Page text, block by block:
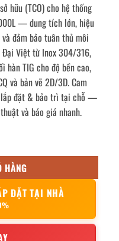
hữu (TCO) cho hệ thống
— dung tích lớn, hiệu
đảm bảo tuân thủ môi
Đại Việt từ Inox 304/316,
hàn TIG cho độ bền cao,
và bản vẽ 2D/3D. Cam
lắp đặt & bảo trì tại chỗ —
và báo giá nhanh.
HÀNG
ĐẶT TẠI NHÀ